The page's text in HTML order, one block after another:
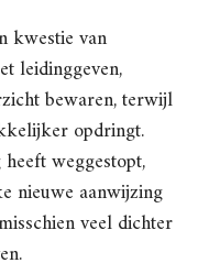
kwestie van
leidinggeven,
bewaren, terwijl
opdringt.
weggestopt,
nieuwe aanwijzing
veel dichter